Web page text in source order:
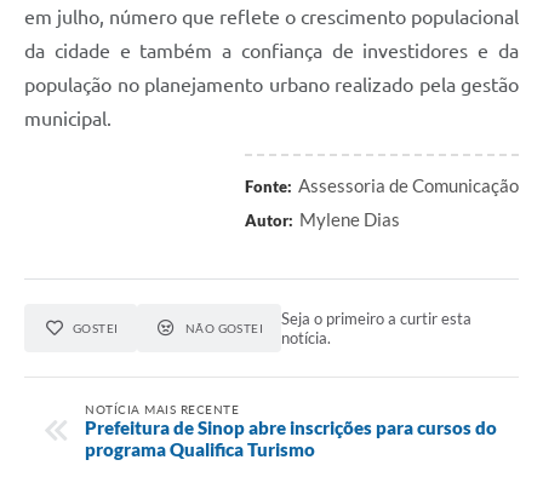
em julho, número que reflete o crescimento populacional
da cidade e também a confiança de investidores e da
população no planejamento urbano realizado pela gestão
municipal.
Fonte: Assessoria de Comunicação
Autor: Mylene Dias
GOSTEI NÃO GOSTEI
Seja o primeiro a curtir esta
notícia.
NOTÍCIA MAIS RECENTE
Prefeitura de Sinop abre inscrições para cursos do
programa Qualifica Turismo